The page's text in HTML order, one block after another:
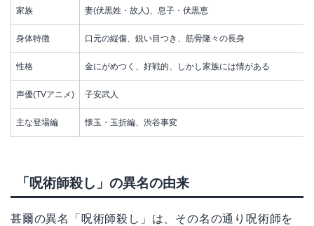
家族 妻(伏黒姓・故人)、息子・伏黒恵
身体特徴 口元の縦傷、鋭い目つき、筋骨隆々の長身
性格 金にがめつく、好戦的、しかし家族には情がある
声優(TVアニメ) 子安武人
主な登場編 懐玉・玉折編、渋谷事変
「呪術師殺し」の異名の由来
甚爾の異名「呪術師殺し」は、その名の通り呪術師を